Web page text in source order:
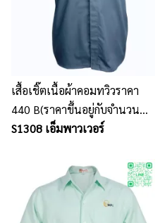
เสื้อเชิ๊ตเนื้อผ้าคอมทวิวราคา
440 B(ราคาขึ้นอยู่กับจำนวน
ขนาดรูปแบบ ปัก และเนื้อผ้า)
S1308 เอ็มพาวเวอร์